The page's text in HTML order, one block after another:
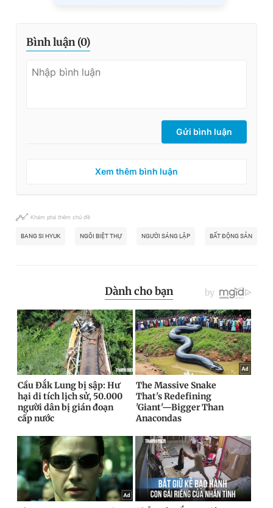
Bình luận (0)
Gửi bình luận
Xem thêm bình luận
Khám phá thêm chủ đề
BANG SI HYUK NGÔI BIỆT THỰ NGƯỜI SÁNG LẬP BẤT ĐỘNG SẢN